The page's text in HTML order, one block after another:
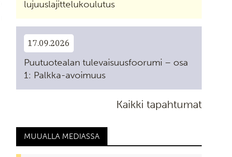
lujuuslajittelukoulutus
17.09.2026
Puutuotealan tulevaisuusfoorumi – osa
1: Palkka-avoimuus
Kaikki tapahtumat
MUUALLA MEDIASSA